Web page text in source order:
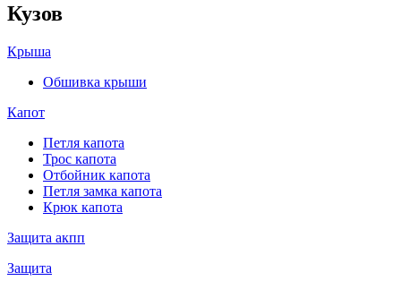
Кузов
Крыша
Обшивка крыши
Капот
Петля капота
Трос капота
Отбойник капота
Петля замка капота
Крюк капота
Защита акпп
Защита